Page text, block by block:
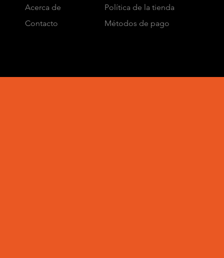
Acerca de
Contacto
Política de la tienda
Métodos de pago